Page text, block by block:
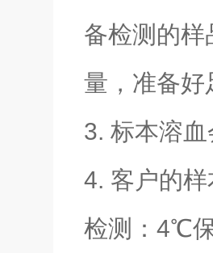
备检测的
量，准备好
3. 标本溶
4. 客户的
检测：4℃